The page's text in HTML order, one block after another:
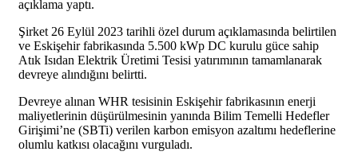
açıklama yaptı.
Şirket 26 Eylül 2023 tarihli özel durum açıklamasında belirtilen
ve Eskişehir fabrikasında 5.500 kWp DC kurulu güce sahip
Atık Isıdan Elektrik Üretimi Tesisi yatırımının tamamlanarak
devreye alındığını belirtti.
Devreye alınan WHR tesisinin Eskişehir fabrikasının enerji
maliyetlerinin düşürülmesinin yanında Bilim Temelli Hedefler
Girişimi’ne (SBTi) verilen karbon emisyon azaltımı hedeflerine
olumlu katkısı olacağını vurguladı.